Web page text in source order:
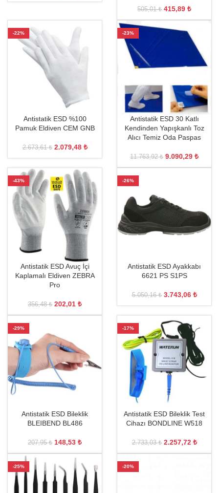
505,01₺ 415,89 ₺
-22%
Antistatik ESD %100
Pamuk Eldiven CEM GNB
2.673,61₺ 2.079,48 ₺
-23%
Antistatik ESD 30 Katlı
Kendinden Yapışkanlı Toz
Alıcı Temiz Oda Paspas
11.763,92₺ 9.090,29 ₺
-43%
Antistatik ESD Avuç İçi
Kaplamalı Eldiven ZEBRA
Pro
356,48₺ 202,01 ₺
-26%
Antistatik ESD Ayakkabı
6621 PS S1PS
5.050,16₺ 3.743,06 ₺
-29%
Antistatik ESD Bileklik
BLEIBEND BL486
207,95₺ 148,53 ₺
-17%
Antistatik ESD Bileklik Test
Cihazı BONDLINE W518
2.733,03₺ 2.257,72 ₺
-25% -20%